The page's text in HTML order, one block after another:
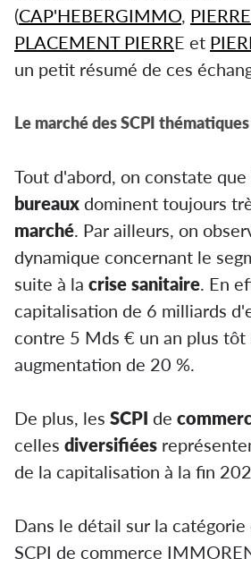
(CAP'HEBERGIMMO,
PLACEMENT PIERRE et
un petit résumé de ces
Le marché des SCPI
Tout d'abord, on constate que
bureaux dominent toujours
marché. Par ailleurs, on
dynamique concernant le
suite à la crise sanitaire. En
capitalisation de 6 milliards
contre 5 Mds € un an plus tôt
augmentation de 20 %.
De plus, les SCPI de
celles diversifiées
de la capitalisation à la fin
Dans le détail sur la catégorie
SCPI de commerce